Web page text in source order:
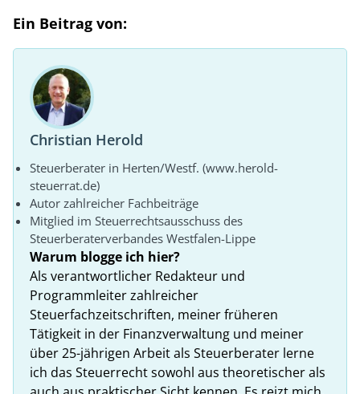
Ein Beitrag von:
Christian Herold
Steuerberater in Herten/Westf. (www.herold-
steuerrat.de)
Autor zahlreicher Fachbeiträge
Mitglied im Steuerrechtsausschuss des
Steuerberaterverbandes Westfalen-Lippe
Warum blogge ich hier?
Als verantwortlicher Redakteur und
Programmleiter zahlreicher
Steuerfachzeitschriften, meiner früheren
Tätigkeit in der Finanzverwaltung und meiner
über 25-jährigen Arbeit als Steuerberater lerne
ich das Steuerrecht sowohl aus theoretischer als